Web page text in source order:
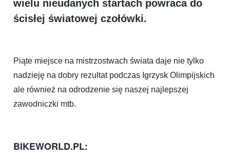
wielu nieudanych startach powraca do
ścisłej światowej czołówki.
Piąte miejsce na mistrzostwach świata daje nie tylko
nadzieję na dobry rezultat podczas Igrzysk Olimpijskich
ale również na odrodzenie się naszej najlepszej
zawodniczki mtb.
BIKEWORLD.PL: